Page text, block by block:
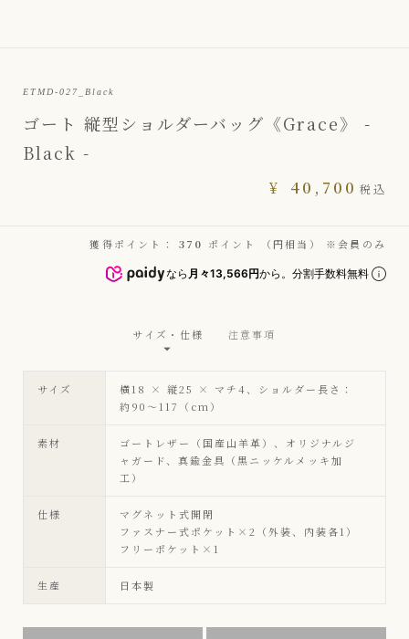
ETMD-027_Black
ゴート 縦型ショルダーバッグ《Grace》 -
Black -
¥ 40,700 税込
獲得ポイント： 370 ポイント （円相当） ※会員のみ
なら 月々13,566円から。分割手数料無料
サイズ・仕様 注意事項
サイズ
横18 × 縦25 × マチ4、ショルダー長さ：
約90〜117（cm）
素材
ゴートレザー（国産山羊革）、オリジナルジ
ャガード、真鍮金具（黒ニッケルメッキ加
工）
仕様
マグネット式開閉
ファスナー式ポケット×2（外装、内装各1）
フリーポケット×1
生産 日本製